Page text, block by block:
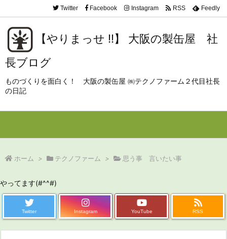
【やりまっせ !!】 大阪の製缶屋 社
長ブログ
ものづくりを面白く！ 大阪の製缶屋 ㈱テクノファーム２代目社長
の日記
Twitter Facebook Instagram RSS Feedly
ホーム > テクノファーム > 思う事 言いたい事
やってます(#^^#)
Twitter Instagram YouTube RSS